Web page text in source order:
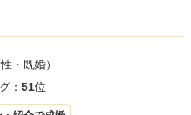
・既婚）
： 51位